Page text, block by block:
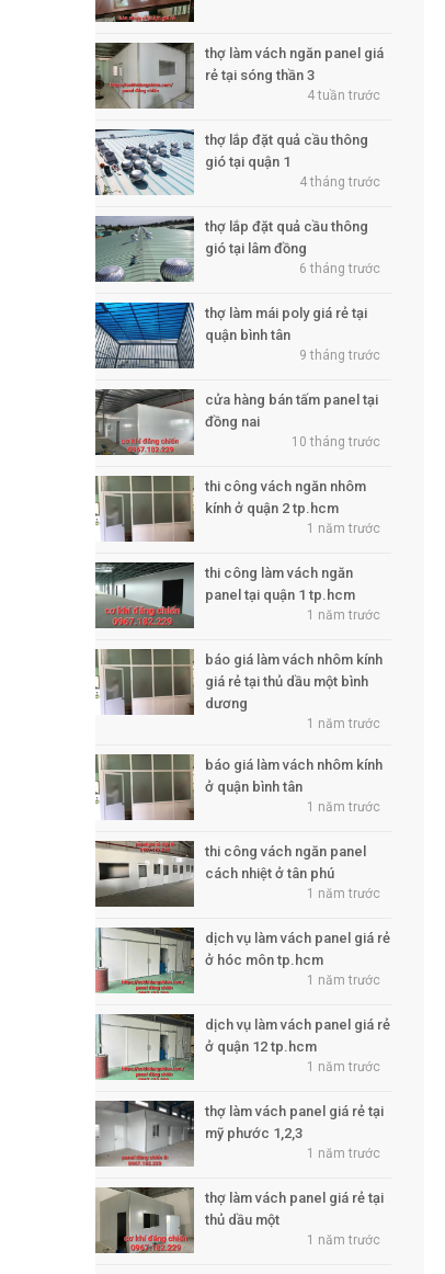
thợ làm vách ngăn panel giá
rẻ tại sóng thần 3
4 tuần trước
thợ lắp đặt quả cầu thông
gió tại quận 1
4 tháng trước
thợ lắp đặt quả cầu thông
gió tại lâm đồng
6 tháng trước
thợ làm mái poly giá rẻ tại
quận bình tân
9 tháng trước
cửa hàng bán tấm panel tại
đồng nai
10 tháng trước
thi công vách ngăn nhôm
kính ở quận 2 tp.hcm
1 năm trước
thi công làm vách ngăn
panel tại quận 1 tp.hcm
1 năm trước
báo giá làm vách nhôm kính
giá rẻ tại thủ dầu một bình
dương
1 năm trước
báo giá làm vách nhôm kính
ở quận bình tân
1 năm trước
thi công vách ngăn panel
cách nhiệt ở tân phú
1 năm trước
dịch vụ làm vách panel giá rẻ
ở hóc môn tp.hcm
1 năm trước
dịch vụ làm vách panel giá rẻ
ở quận 12 tp.hcm
1 năm trước
thợ làm vách panel giá rẻ tại
mỹ phước 1,2,3
1 năm trước
thợ làm vách panel giá rẻ tại
thủ dầu một
1 năm trước